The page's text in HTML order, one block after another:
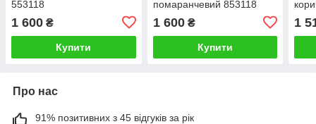
553118
1 600 ₴
Купити
помаранчевий 853118
1 600₴
Купити
1
Про нас
91% позитивних з 45 відгуків за рік